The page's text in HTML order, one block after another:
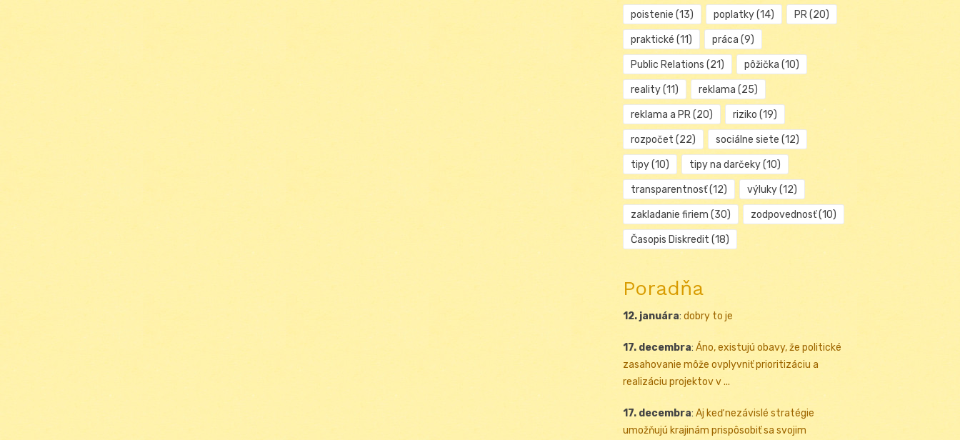
poistenie (13) poplatky(14) PR(20)
praktické (11) práca (9)
Public Relations (21) pôžička (10)
reality(11) reklama (25)
reklama a PR(20) riziko (19)
rozpočet (22) sociálne siete (12)
tipy(10) tipy na darčeky(10)
transparentnosť(12) výluky(12)
zakladanie firiem (30) zodpovednosť(10)
Časopis Diskredit (18)
Poradňa
12. januára: dobry to je
17. decembra: Áno, existujú obavy, že politické
zasahovanie môže ovplyvniť prioritizáciu a
realizáciu projektov v ...
17. decembra: Aj keď nezávislé stratégie
umožňujú krajinám prispôsobiť sa svojim